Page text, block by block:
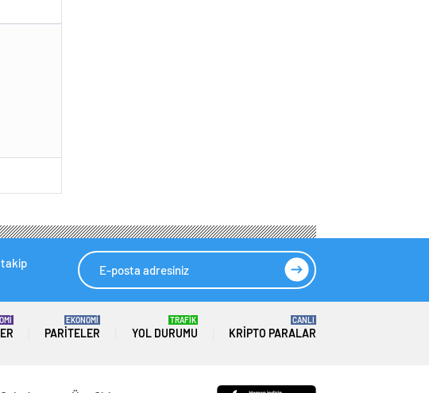
PARITELER
EKONOMİ
YOL DURUMU
TRAFİK
KRIPTO PARALAR
CANLI